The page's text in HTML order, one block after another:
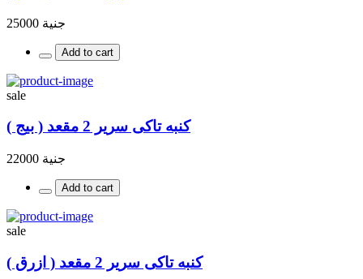
جنية 25000
Add to cart
sale
كنبه تاكى سرير 2 مقعد ( بيج )
جنية 22000
Add to cart
sale
كنبه تاكى سرير 2 مقعد ( ازرق )